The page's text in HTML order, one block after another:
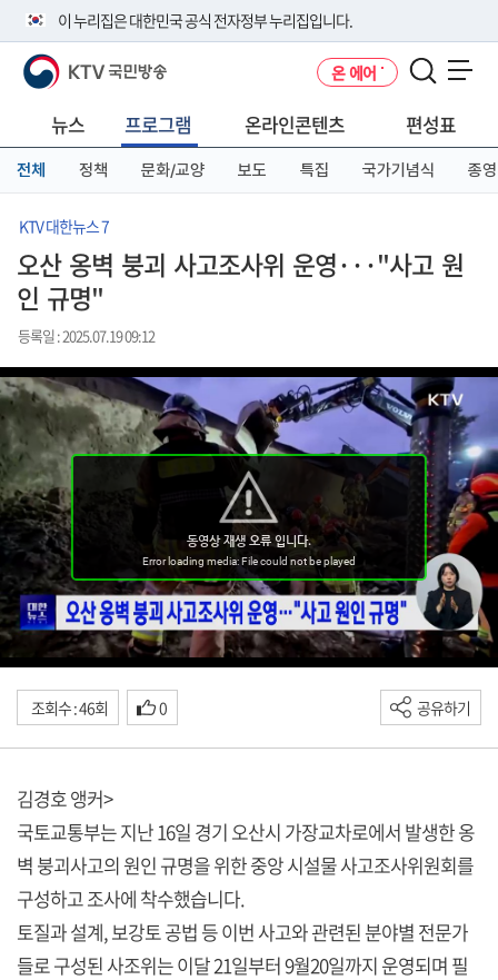
이 누리집은 대한민국 공식 전자정부 누리집입니다.
공식 누리집 주소 확인하기
니다.
이밖에 or.kr 또는 .kr등 다른 도메인 주소를 사용하고 있다면 아래 URL에
서 도메인 주소를 확인해 보세요
KTV 국민방송 온 에어
뉴스 프로그램 온라인콘텐츠 편성표
전체 정책 문화/교양 보도 특집 국가기념식 종영
KTV 대한뉴스 7
오산 옹벽 붕괴 사고조사위 운영···"사고 원
인 규명"
등록일 : 2025.07.19 09:12
조회수 : 46회 0 공유하기
김경호 앵커>
국토교통부는 지난 16일 경기 오산시 가장교차로에서 발생한 옹
벽 붕괴사고의 원인 규명을 위한 중앙 시설물 사고조사위원회를
구성하고 조사에 착수했습니다.
토질과 설계, 보강토 공법 등 이번 사고와 관련된 분야별 전문가
들로 구성된 사조위는 이달 21일부터 9월20일까지 운영되며 필